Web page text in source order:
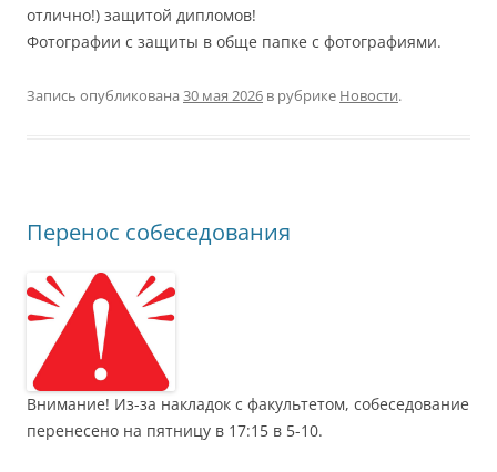
отлично!) защитой дипломов!
Фотографии с защиты в обще папке с фотографиями.
Запись опубликована 30 мая 2026 в рубрике Новости.
Перенос собеседования
Внимание! Из-за накладок с факультетом, собеседование
перенесено на пятницу в 17:15 в 5-10.